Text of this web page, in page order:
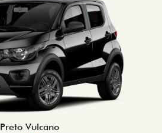
Preto Vulcano